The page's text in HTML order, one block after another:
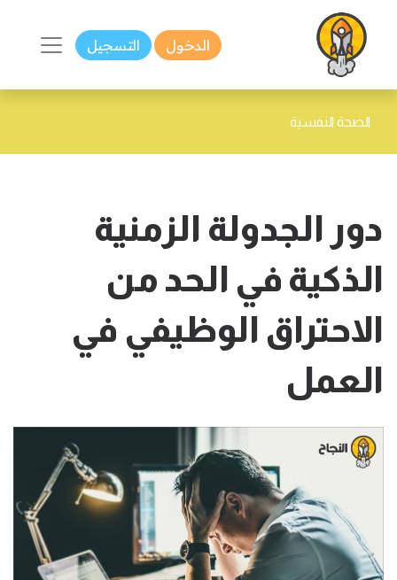
الدخول التسجيل
الصحة النفسية
دور الجدولة الزمنية
الذكية في الحد من
الاحتراق الوظيفي في
العمل